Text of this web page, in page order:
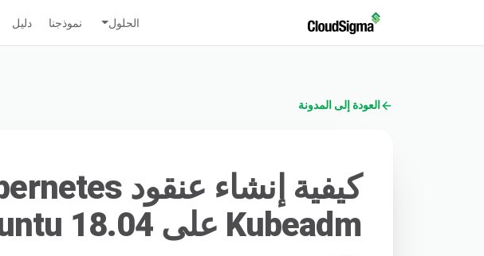
الحلول نموذجنا دليل
العودة إلى المدونة
Kubeadm على Ubuntu 18.04